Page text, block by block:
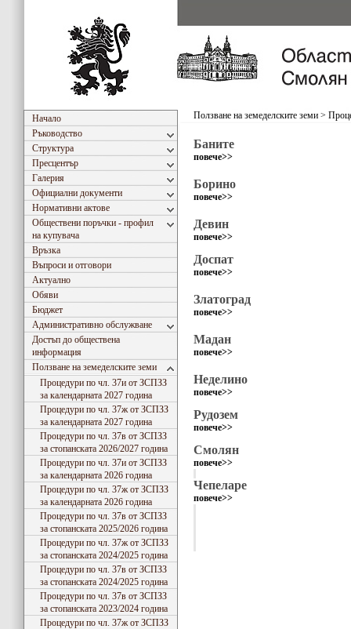
Начало
Ръководство
Структура
Пресцентър
Галерия
Официални документи
Нормативни актове
Обществени поръчки - профил
на купувача
Връзка
Въпроси и отговори
Актуално
Обяви
Бюджет
Административно обслужване
Достъп до обществена
информация
Ползване на земеделските земи
Процедури по чл. 37и от ЗСПЗЗ
за календарната 2027 година
Процедури по чл. 37ж от ЗСПЗЗ
за календарната 2027 година
Процедури по чл. 37в от ЗСПЗЗ
за стопанската 2026/2027 година
Процедури по чл. 37и от ЗСПЗЗ
за календарната 2026 година
Процедури по чл. 37ж от ЗСПЗЗ
за календарната 2026 година
Процедури по чл. 37в от ЗСПЗЗ
за стопанската 2025/2026 година
Процедури по чл. 37ж от ЗСПЗЗ
за стопанската 2024/2025 година
Процедури по чл. 37в от ЗСПЗЗ
за стопанската 2024/2025 година
Процедури по чл. 37в от ЗСПЗЗ
за стопанската 2023/2024 година
Процедури по чл. 37ж от ЗСПЗЗ
Ползване на земеделските земи >
Баните
повече>>
Борино
повече>>
Девин
повече>>
Доспат
повече>>
Златоград
повече>>
Мадан
повече>>
Неделино
повече>>
Рудозем
повече>>
Смолян
повече>>
Чепеларе
повече>>